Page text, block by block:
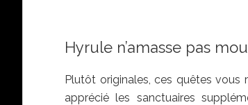
Hyrule n’amasse pas
Plutôt originales, ces quêtes vous
apprécié les sanctuaires